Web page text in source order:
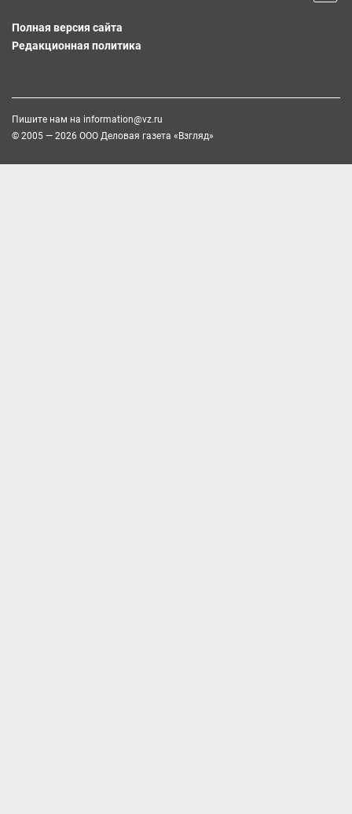
Полная версия сайта
Редакционная политика
Пишите нам на information@vz.ru
© 2005 — 2026 ООО Деловая газета «Взгляд»